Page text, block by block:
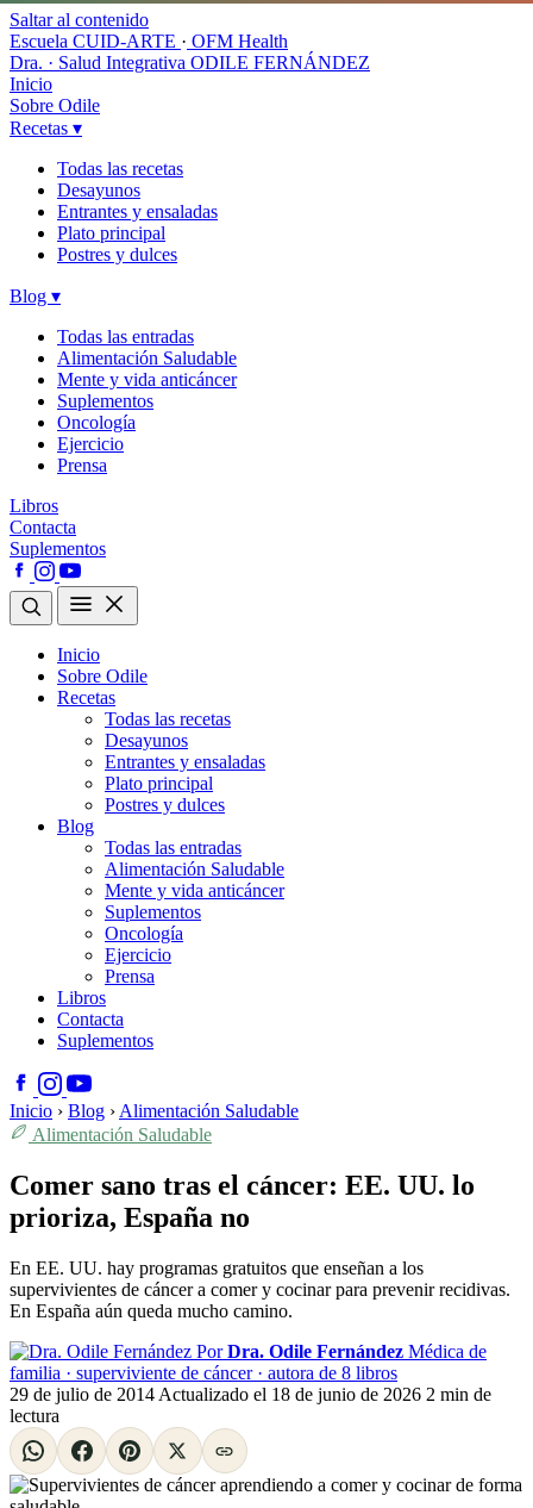
Saltar al contenido
Escuela CUID-ARTE · OFM Health
Dra. · Salud Integrativa ODILE FERNÁNDEZ
Inicio
Sobre Odile
Recetas ▾
Todas las recetas
Desayunos
Entrantes y ensaladas
Plato principal
Postres y dulces
Blog ▾
Todas las entradas
Alimentación Saludable
Mente y vida anticáncer
Suplementos
Oncología
Ejercicio
Prensa
Libros
Contacta
Suplementos
Inicio
Sobre Odile
Recetas
Todas las recetas
Desayunos
Entrantes y ensaladas
Plato principal
Postres y dulces
Blog
Todas las entradas
Alimentación Saludable
Mente y vida anticáncer
Suplementos
Oncología
Ejercicio
Prensa
Libros
Contacta
Suplementos
Inicio › Blog › Alimentación Saludable
Alimentación Saludable
Comer sano tras el cáncer: EE. UU. lo
prioriza, España no
En EE. UU. hay programas gratuitos que enseñan a los
supervivientes de cáncer a comer y cocinar para prevenir recidivas.
En España aún queda mucho camino.
Por Dra. Odile Fernández Médica de
familia · superviviente de cáncer · autora de 8 libros
29 de julio de 2014 Actualizado el 18 de junio de 2026 2 min de
lectura